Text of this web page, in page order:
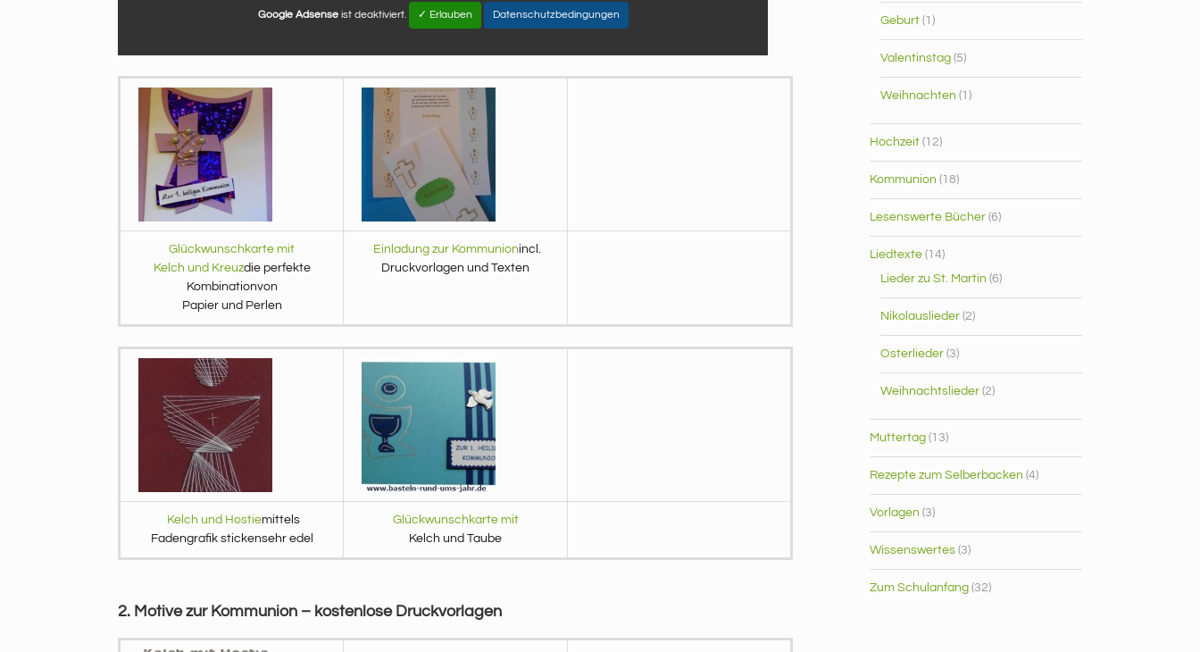
Google Adsenseist deaktiviert. ✓ Erlauben Datenschutzbedingungen
Glückwunschkarte mit
Kelch und Kreuzdie perfekte
Kombinationvon
Papier und Perlen
Einladung zur Kommunionincl.
Druckvorlagen und Texten
Kelch und Hostiemittels
Fadengrafik stickensehr edel
Glückwunschkarte mit
Kelch und Taube
2. Motive zur Kommunion – kostenlose Druckvorlagen
Geburt (1)
Valentinstag (5)
Weihnachten (1)
Hochzeit (12)
Kommunion (18)
Lesenswerte Bücher (6)
Liedtexte (14)
Lieder zu St. Martin (6)
Nikolauslieder (2)
Osterlieder (3)
Weihnachtslieder (2)
Muttertag (13)
Rezepte zum Selberbacken (4)
Vorlagen (3)
Wissenswertes (3)
Zum Schulanfang (32)